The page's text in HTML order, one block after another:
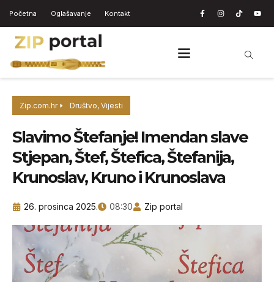
Početna Oglašavanje Kontakt
Zip.com.hr Društvo, Vijesti
Slavimo Štefanje! Imendan slave
Stjepan, Štef, Štefica, Štefanija,
Krunoslav, Kruno i Krunoslava
26. prosinca 2025. 08:30 Zip portal